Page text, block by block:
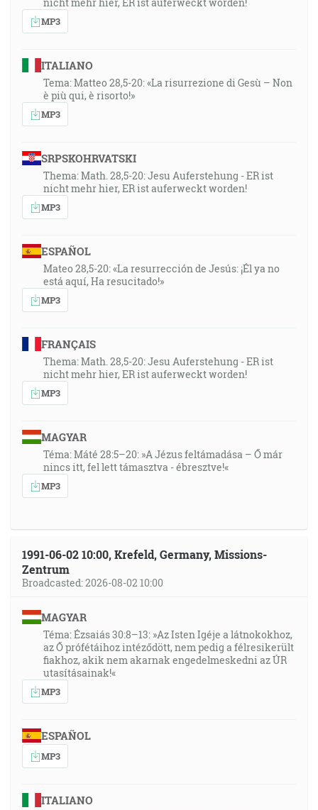
MP3
ITALIANO
Tema: Matteo 28,5-20: «La risurrezione di Gesù – Non
è più qui, è risorto!»
MP3
SRPSKOHRVATSKI
Thema: Math. 28,5-20: Jesu Auferstehung - ER ist
nicht mehr hier, ER ist auferweckt worden!
MP3
ESPAÑOL
Mateo 28,5-20: «La resurrección de Jesús: ¡Él ya no
está aquí, Ha resucitado!»
MP3
FRANÇAIS
Thema: Math. 28,5-20: Jesu Auferstehung - ER ist
nicht mehr hier, ER ist auferweckt worden!
MP3
MAGYAR
Téma: Máté 28:5–20: »A Jézus feltámadása – Ő már
nincs itt, fel lett támasztva - ébresztve!«
MP3
1991-06-02 10:00, Krefeld, Germany, Missions-
Zentrum
Broadcasted: 2026-08-02 10:00
MAGYAR
Téma: Ézsaiás 30:8–13: »Az Isten Igéje a látnokokhoz,
az Ő prófétáihoz intéződött, nem pedig a félresikerült
fiakhoz, akik nem akarnak engedelmeskedni az ÚR
utasításainak!«
MP3
ESPAÑOL
MP3
ITALIANO